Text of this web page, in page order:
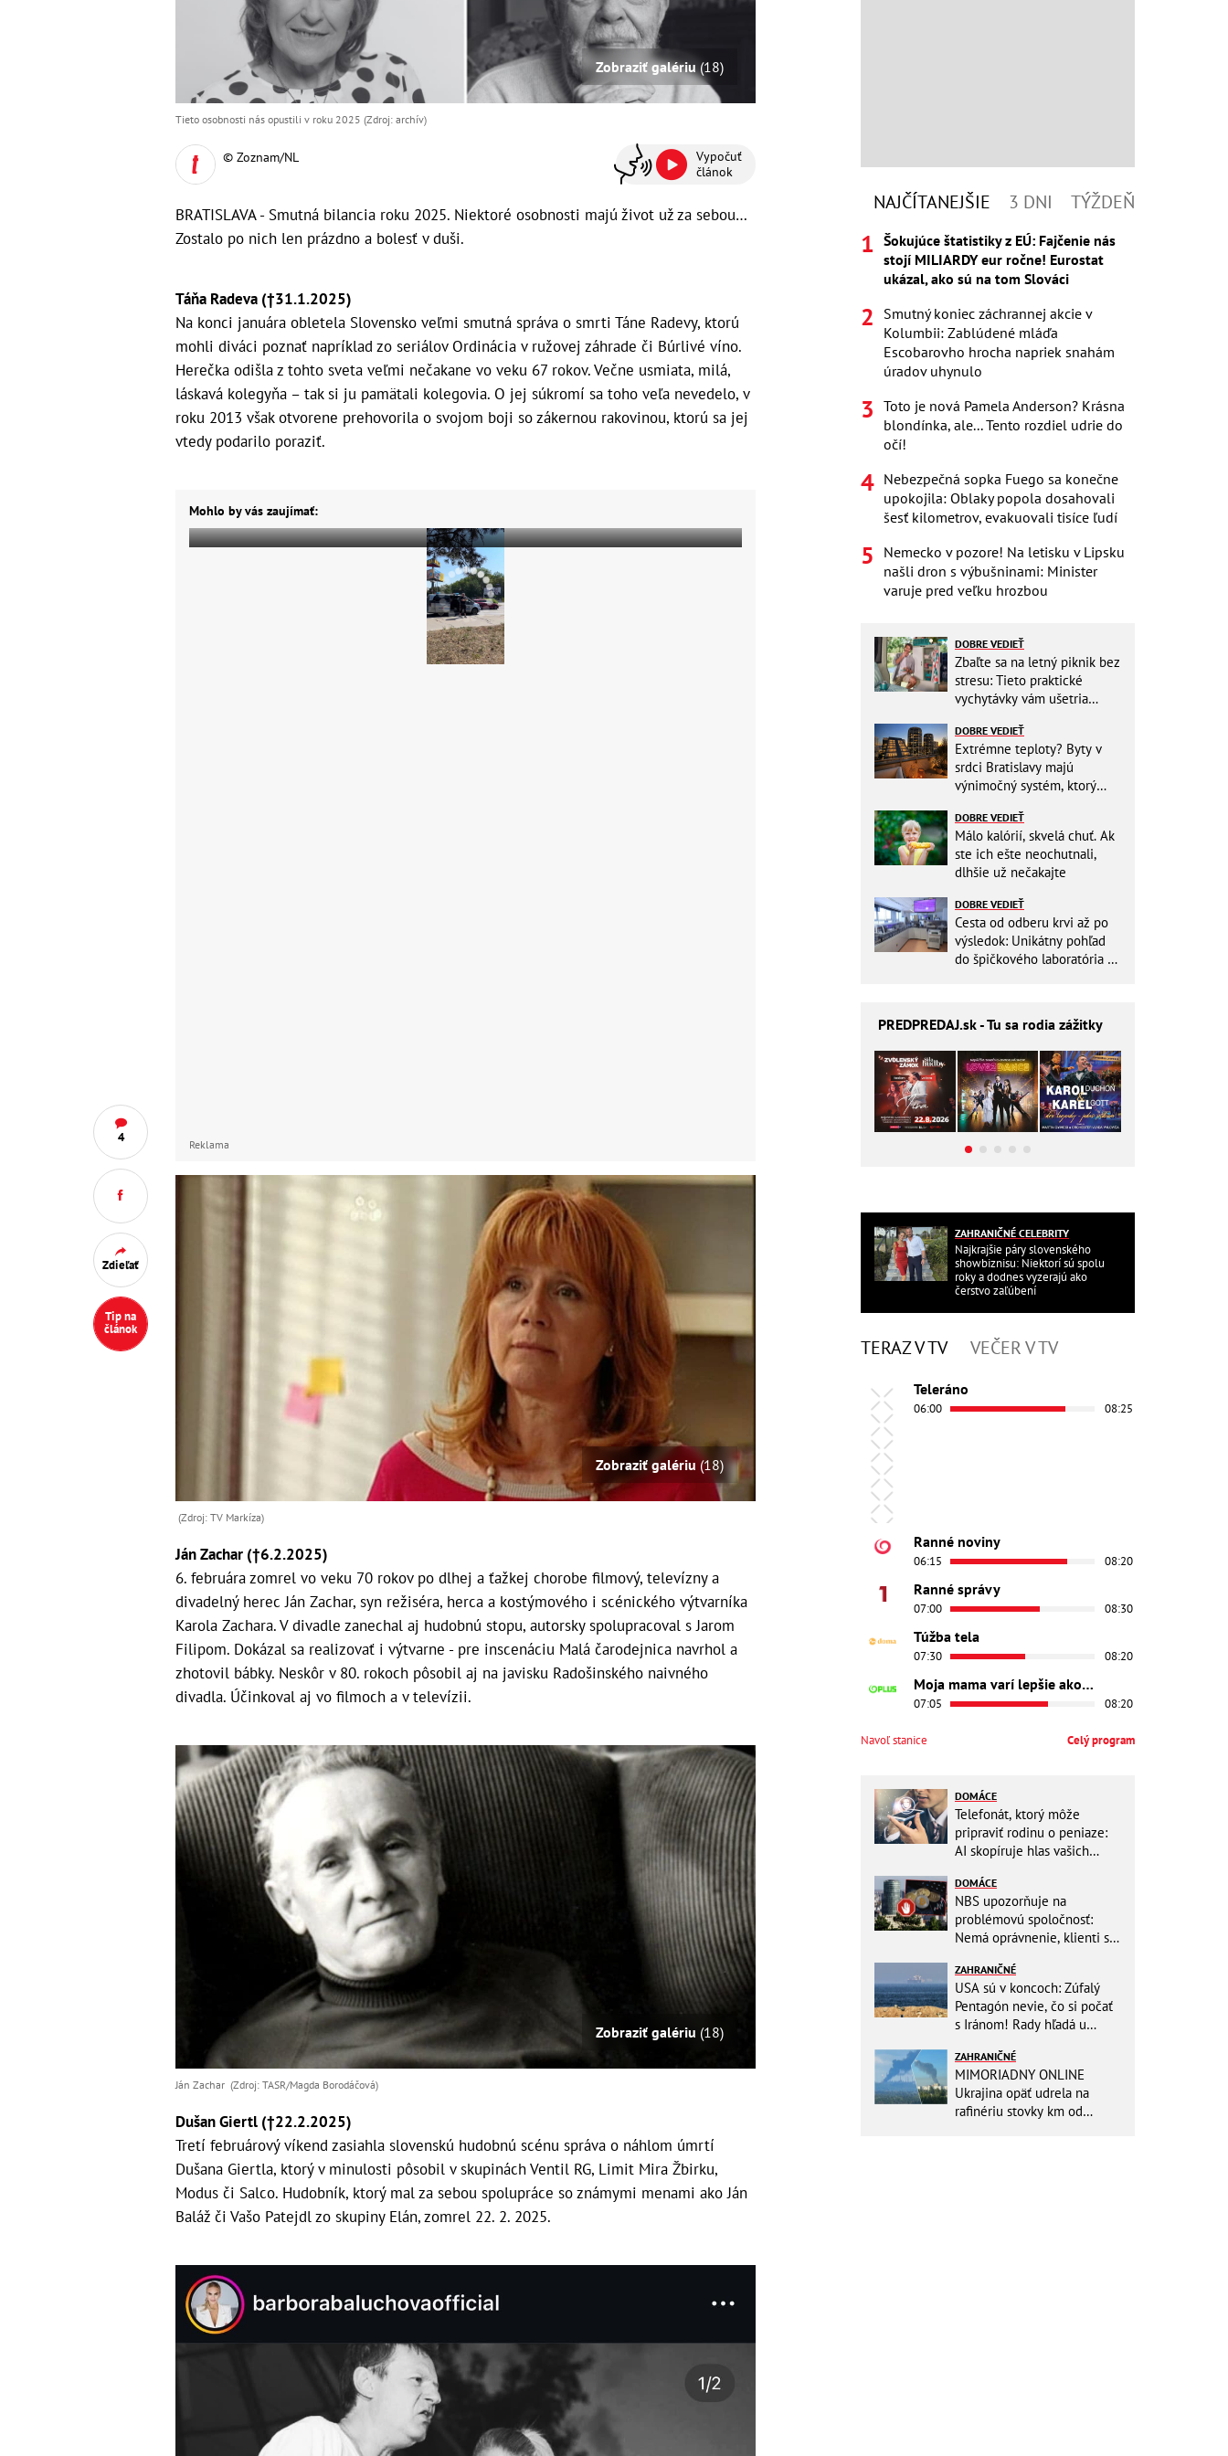
4
Zdieľať
Tip na
článok
Zobraziť galériu(18)
Tieto osobnosti nás opustili v roku 2025 (Zdroj: archív)
© Zoznam/NL
Vypočuť
článok
BRATISLAVA - Smutná bilancia roku 2025. Niektoré osobnosti majú život už za sebou…
Zostalo po nich len prázdno a bolesť v duši.
Táňa Radeva (†31.1.2025)
Na konci januára obletela Slovensko veľmi smutná správa o smrti Táne Radevy, ktorú
mohli diváci poznať napríklad zo seriálov Ordinácia v ružovej záhrade či Búrlivé víno.
Herečka odišla z tohto sveta veľmi nečakane vo veku 67 rokov. Večne usmiata, milá,
láskavá kolegyňa – tak si ju pamätali kolegovia. O jej súkromí sa toho veľa nevedelo, v
roku 2013 však otvorene prehovorila o svojom boji so zákernou rakovinou, ktorú sa jej
vtedy podarilo poraziť.
Mohlo by vás zaujímať:
Reklama
Zobraziť galériu (18)
(Zdroj: TV Markíza)
Ján Zachar (†6.2.2025)
6. februára zomrel vo veku 70 rokov po dlhej a ťažkej chorobe filmový, televízny a
divadelný herec Ján Zachar, syn režiséra, herca a kostýmového i scénického výtvarníka
Karola Zachara. V divadle zanechal aj hudobnú stopu, autorsky spolupracoval s Jarom
Filipom. Dokázal sa realizovať i výtvarne - pre inscenáciu Malá čarodejnica navrhol a
zhotovil bábky. Neskôr v 80. rokoch pôsobil aj na javisku Radošinského naivného
divadla. Účinkoval aj vo filmoch a v televízii.
Zobraziť galériu (18)
Ján Zachar (Zdroj: TASR/Magda Borodáčová)
Dušan Giertl (†22.2.2025)
Tretí februárový víkend zasiahla slovenskú hudobnú scénu správa o náhlom úmrtí
Dušana Giertla, ktorý v minulosti pôsobil v skupinách Ventil RG, Limit Mira Žbirku,
Modus či Salco. Hudobník, ktorý mal za sebou spolupráce so známymi menami ako Ján
Baláž či Vašo Patejdl zo skupiny Elán, zomrel 22. 2. 2025.
NAJČÍTANEJŠIE 3 DNI TÝŽDEŇ
Šokujúce štatistiky z EÚ: Fajčenie nás
stojí MILIARDY eur ročne! Eurostat
ukázal, ako sú na tom Slováci
Smutný koniec záchrannej akcie v
Kolumbii: Zablúdené mláďa
Escobarovho hrocha napriek snahám
úradov uhynulo
Toto je nová Pamela Anderson? Krásna
blondínka, ale... Tento rozdiel udrie do
očí!
Nebezpečná sopka Fuego sa konečne
upokojila: Oblaky popola dosahovali
šesť kilometrov, evakuovali tisíce ľudí
Nemecko v pozore! Na letisku v Lipsku
našli dron s výbušninami: Minister
varuje pred veľku hrozbou
DOBRE VEDIEŤ
Zbaľte sa na letný piknik bez
stresu: Tieto praktické
vychytávky vám ušetria
DOBRE VEDIEŤ
Extrémne teploty? Byty v
srdci Bratislavy majú
výnimočný systém, ktorý
DOBRE VEDIEŤ
Málo kalórií, skvelá chuť. Ak
ste ich ešte neochutnali,
dlhšie už nečakajte
DOBRE VEDIEŤ
Cesta od odberu krvi až po
výsledok: Unikátny pohľad
do špičkového laboratória na
PREDPREDAJ.sk - Tu sa rodia zážitky
ZAHRANIČNÉ CELEBRITY
Najkrajšie páry slovenského
showbiznisu: Niektorí sú spolu
roky a dodnes vyzerajú ako
čerstvo zaľúbení
TERAZ V TV VEČER V TV
Teleráno
06:00 08:25
Ranné noviny
06:15 08:20
Ranné správy
07:00 08:30
Túžba tela
07:30 08:20
Moja mama varí lepšie ako tvoja
07:05 08:20
Navoľ stanice Celý program
DOMÁCE
Telefonát, ktorý môže
pripraviť rodinu o peniaze:
AI skopíruje hlas vašich
jednoduchý trik
DOMÁCE
NBS upozorňuje na
problémovú spoločnosť:
Nemá oprávnenie, klienti sa
ZAHRANIČNÉ
USA sú v koncoch: Zúfalý
Pentagón nevie, čo si počať
s Iránom! Rady hľadá u
ZAHRANIČNÉ
MIMORIADNY ONLINE
Ukrajina opäť udrela na
rafinériu stovky km od